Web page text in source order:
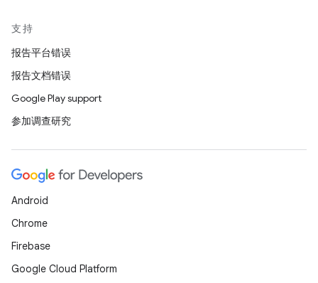
支持
报告平台错误
报告文档错误
Google Play support
参加调查研究
Android
Chrome
Firebase
Google Cloud Platform